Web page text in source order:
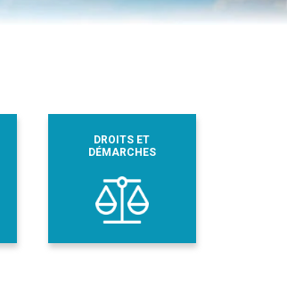
DROITS ET
DÉMARCHES